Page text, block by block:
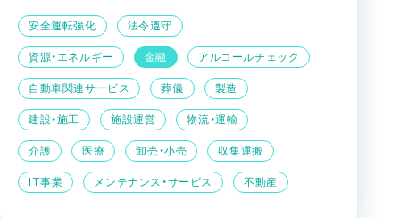
IT事業 メンテナンス・サービス 不動産
介護 医療 卸売・小売 収集運搬
建設・施工 施設運営 物流・運輸
自動車関連サービス 葬儀 製造
資源・エネルギー 金融 アルコールチェック
安全運転強化 法令遵守